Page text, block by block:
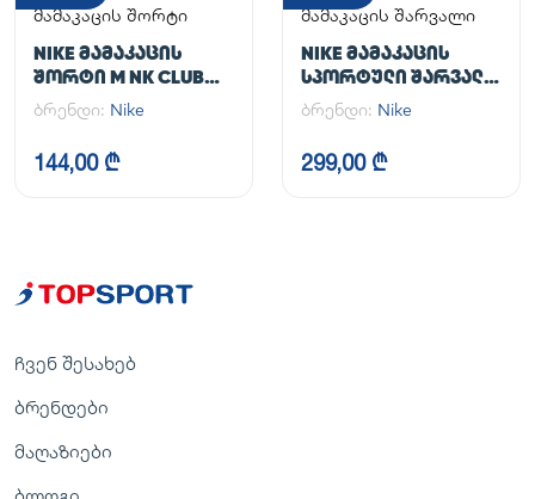
მამაკაცის შორტი
NIKE ᲛᲐᲛᲐᲙᲐᲪᲘᲡ
ᲨᲝᲠᲢᲘ M NK CLUB
FLOW SHORT
ბრენდი: Nike
144,00 ₾
მამაკაცის შარვალი
NIKE ᲛᲐᲛᲐᲙᲐᲪᲘᲡ
ᲡᲞᲝᲠᲢᲣᲚᲘ ᲨᲐᲠᲕᲐᲚᲘ
M NK DF UNLIMITED
PANT TPR
ბრენდი: Nike
299,00 ₾
ჩვენ შესახებ
ბრენდები
მაღაზიები